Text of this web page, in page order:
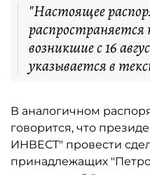
"Настоящее
возникшие с 16
указывается в
В аналогичном
говорится, что
ИНВЕСТ" провести
принадлежащих